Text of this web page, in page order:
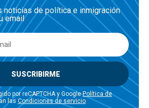
noticias de política e inmigración
email
SUSCRIBIRME
por reCAPTCHA y GooglePolítica de
las Condiciones de servicio.